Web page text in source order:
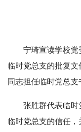
宁琦宣读学校党
临时党总支的批复
同志担任临时党总支
张胜群代表临
临时党总支的信任